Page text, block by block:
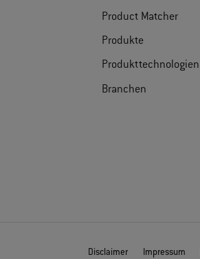
Product Matcher
Produkte
Produkttechnologien
Branchen
Disclaimer Impressum